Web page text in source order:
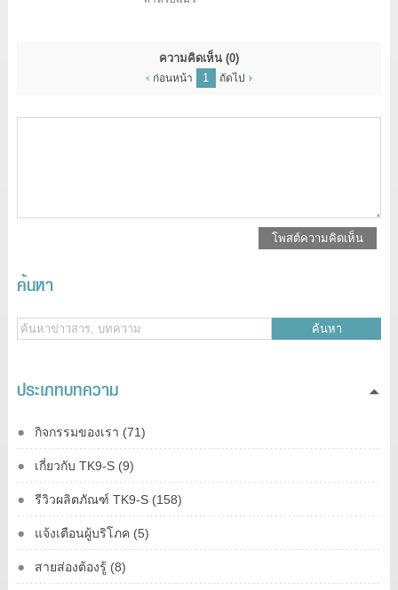
ความคิดเห็น (0)
ก่อนหน้า 1 ถัดไป
โพสต์ความคิดเห็น
ค้นหา
ค้นหา
ประเภทบทความ
กิจกรรมของเรา (71)
เกี่ยวกับ TK9-S (9)
รีวิวผลิตภัณฑ์ TK9-S (158)
แจ้งเตือนผู้บริโภค (5)
สายส่องต้องรู้ (8)